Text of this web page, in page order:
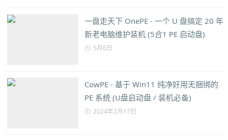
一盘走天下 OnePE - 一个 U 盘搞定 20 年
新老电脑维护装机 (5合1 PE 启动盘)
5月6日
CowPE - 基于 Win11 纯净好用无捆绑的
PE 系统 (U盘启动盘 / 装机必备)
2024年2月17日